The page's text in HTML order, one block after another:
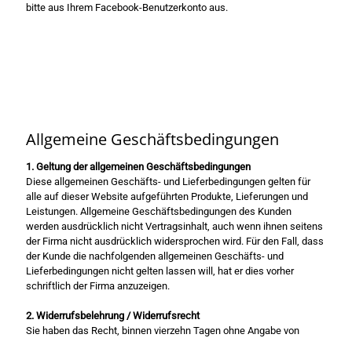
bitte aus Ihrem Facebook-Benutzerkonto aus.
Allgemeine Geschäftsbedingungen
1. Geltung der allgemeinen Geschäftsbedingungen
Diese allgemeinen Geschäfts- und Lieferbedingungen gelten für
alle auf dieser Website aufgeführten Produkte, Lieferungen und
Leistungen. Allgemeine Geschäftsbedingungen des Kunden
werden ausdrücklich nicht Vertragsinhalt, auch wenn ihnen seitens
der Firma nicht ausdrücklich widersprochen wird. Für den Fall, dass
der Kunde die nachfolgenden allgemeinen Geschäfts- und
Lieferbedingungen nicht gelten lassen will, hat er dies vorher
schriftlich der Firma anzuzeigen.
2. Widerrufsbelehrung / Widerrufsrecht
Sie haben das Recht, binnen vierzehn Tagen ohne Angabe von